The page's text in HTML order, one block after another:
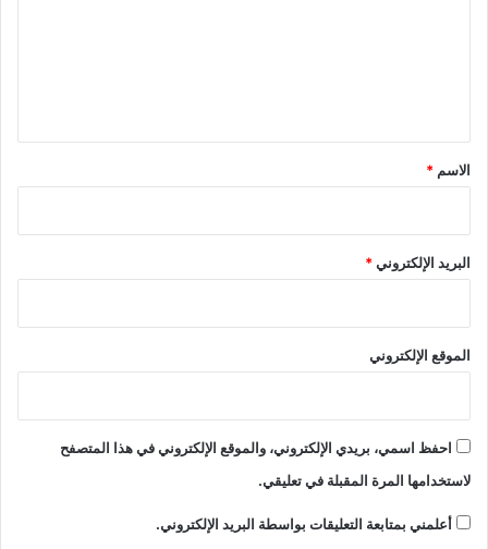
*
الاسم *
البريد الإلكتروني*
الموقع الإلكتروني
احفظ اسمي، بريدي الإلكتروني، والموقع الإلكتروني في هذا المتصفح
لاستخدامها المرة المقبلة في تعليقي.
أعلمني بمتابعة التعليقات بواسطة البريد الإلكتروني.